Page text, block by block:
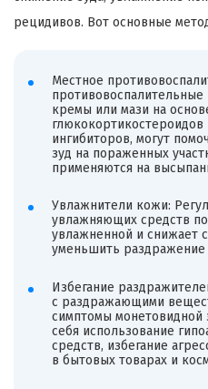
рецидивов. Вот основные
Местное
противовоспалительные
кремы или мази на
ингибиторов, могут
зуд на пораженных
применяются на
Увлажнители кожи:
увлажняющих средств
увлажненной и снижает
уменьшить раздражение
Избегание
с раздражающими
симптомы монетовидной
себя использование
средств, избегание
в бытовых товарах и